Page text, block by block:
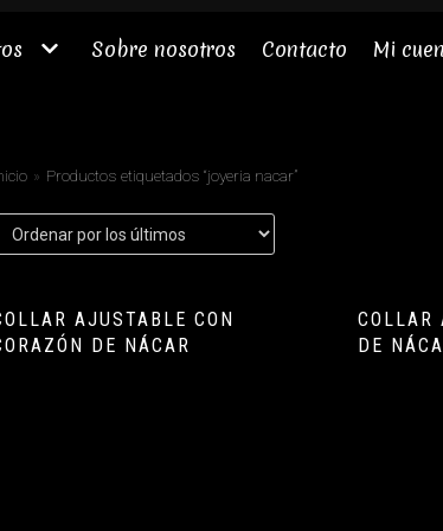
Sobre nosotros Contacto
Mi
» Productos etiquetados “joyeria nacar”
AJUSTABLE CON
DE NÁCAR
COLLAR
DE